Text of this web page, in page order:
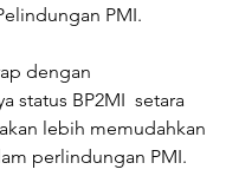
PMI.
dengan
status BP2MI  setara
lebih memudahkan
perlindungan PMI.